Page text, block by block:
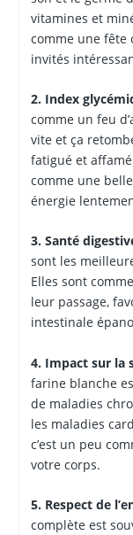
vitamines et
comme une fête
invités
2. Index
comme un feu
vite et ça
fatigué et
comme une
énergie
3. Santé
sont les
Elles sont
leur passage,
intestinale
4. Impact sur la
farine blanche
de maladies
les maladies
c’est un peu
votre corps.
5. Respect de
complète est